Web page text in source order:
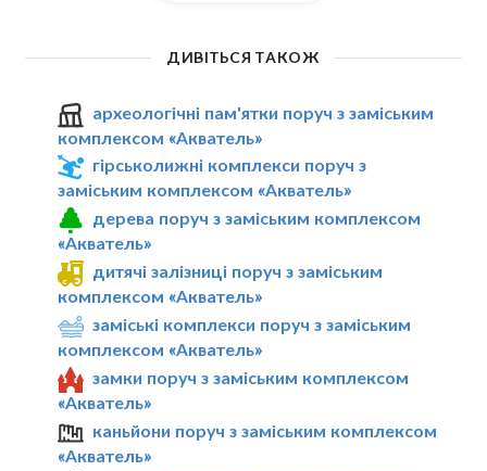
ДИВІТЬСЯ ТАКОЖ
археологічні пам'ятки поруч з заміським
комплексом «Акватель»
гірськолижні комплекси поруч з
заміським комплексом «Акватель»
дерева поруч з заміським комплексом
«Акватель»
дитячі залізниці поруч з заміським
комплексом «Акватель»
заміські комплекси поруч з заміським
комплексом «Акватель»
замки поруч з заміським комплексом
«Акватель»
каньйони поруч з заміським комплексом
«Акватель»